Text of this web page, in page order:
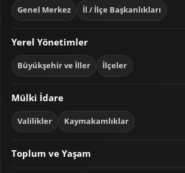
Genel Merkez İl / İlçe Başkanlıkları
Yerel Yönetimler
Büyükşehir ve İller İlçeler
Mülki İdare
Valilikler Kaymakamlıklar
Toplum ve Yaşam